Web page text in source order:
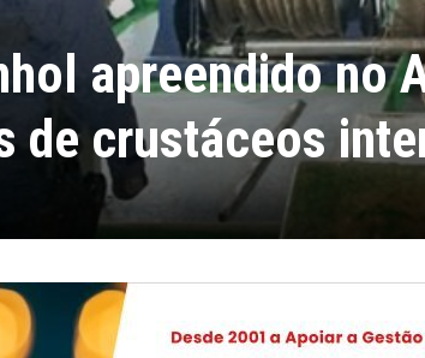
apreendido no
de crustáceos